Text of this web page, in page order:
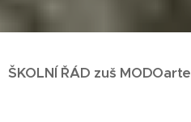
ŠKOLNÍ ŘÁD zuš MODOarte